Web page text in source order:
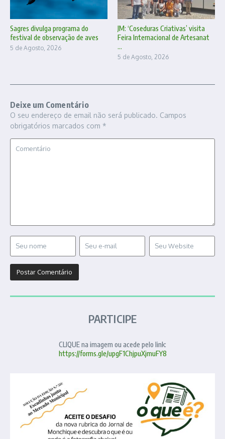
Sagres divulga programa do
festival de observação de aves
5 de Agosto, 2026
JM: ‘Coseduras Criativas’ visita
Feira Internacional de Artesanat
...
5 de Agosto, 2026
Deixe um Comentário
O seu endereço de email não será publicado. Campos
obrigatórios marcados com *
PARTICIPE
CLIQUE na imagem ou acede pelo link:
https://forms.gle/upgF1ChjpuXjmuFY8